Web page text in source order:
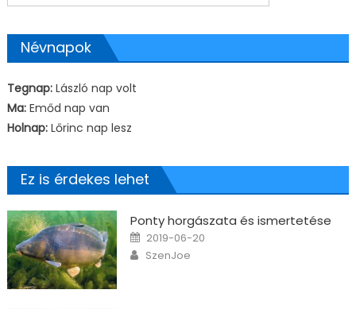
Névnapok
Tegnap: László nap volt
Ma: Emőd nap van
Holnap: Lőrinc nap lesz
Ez is érdekes lehet
Ponty horgászata és ismertetése
Posted on
2019-06-20
Author
SzenJoe